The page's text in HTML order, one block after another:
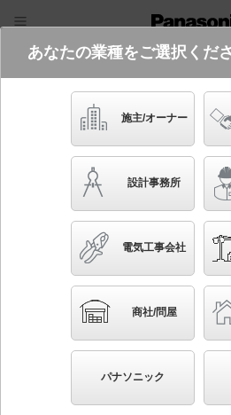
電気・建築設備（ビジネス）
フリーワード
品番・キーワード
かんたん照度
壁取付型・据置取付型 LED（
ームER 1/10ビーム角38度・
耐塩害仕様 パネル付型 マルチ
1000形1灯器具相当 マルチハロ
あなたの業種をご選択くださ
施主/オーナー
設計事務所
電気工事会社
商社/問屋
パナソニック